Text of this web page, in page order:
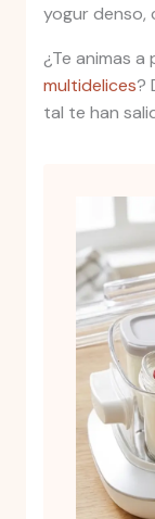
yogur denso,
¿Te animas
multidelices?
tal te han